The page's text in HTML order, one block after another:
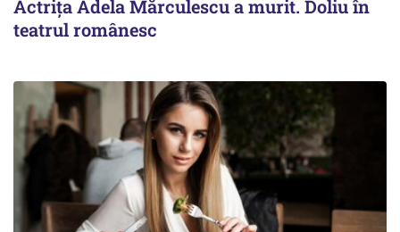
Actrița Adela Mărculescu a murit. Doliu în
teatrul românesc